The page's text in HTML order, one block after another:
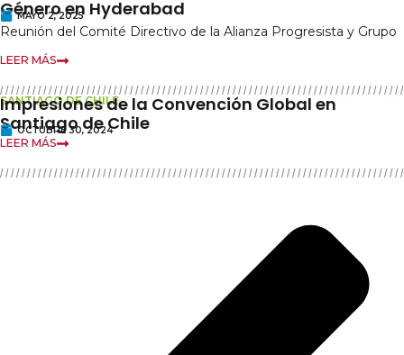
Género en Hyderabad
MAYO 2, 2025
Reunión del Comité Directivo de la Alianza Progresista y Grupo
LEER MÁS
SANTIAGO DE CHILE
Impresiones de la Convención Global en
Santiago de Chile
OCTUBRE 30, 2024
LEER MÁS